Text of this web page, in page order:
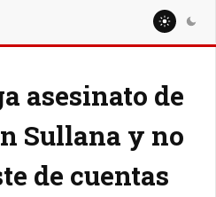
asesinato de
Sullana y no
de cuentas